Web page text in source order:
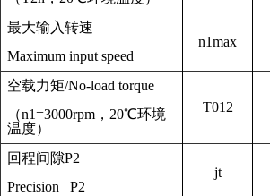
最大输入转速
Maximum input speed
n1max
空载力矩/No-load torque
（n1=3000rpm ， 20℃环境
温度）
T012
回程间隙P2
Precision P2
jt